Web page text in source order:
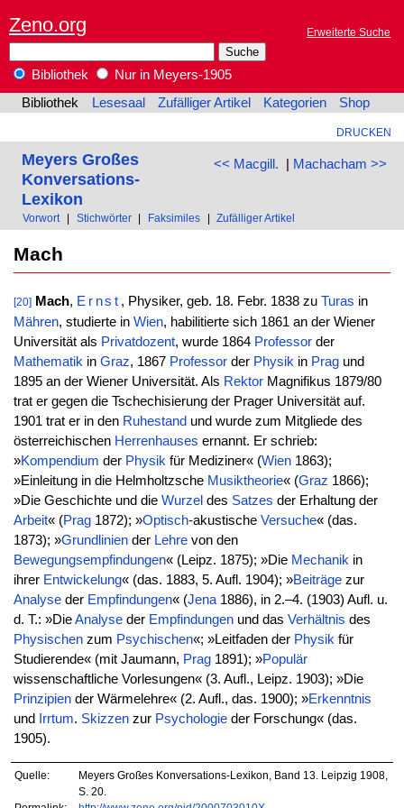
Zeno.org Erweiterte Suche
Bibliothek
Nur in Meyers-1905
Bibliothek
Lesesaal Zufälliger Artikel Kategorien Shop
DRUCKEN
<< Macgill. | Machacham >>
Meyers Großes
Konversations-
Lexikon
Vorwort Stichwörter Faksimiles Zufälliger Artikel
Mach
[20] Mach, Ernst , Physiker, geb. 18. Febr. 1838 zuTuras in
Mähren, studierte in Wien, habilitierte sich 1861 an der Wiener
Universität als Privatdozent, wurde 1864 Professorder
Mathematikin Graz, 1867 Professorder Physikin Pragund
1895 an der Wiener Universität. Als RektorMagnifikus 1879/80
trat er gegen die Tschechisierung der Prager Universität auf.
1901 trat er in den Ruhestand und wurde zum Mitgliede des
österreichischen Herrenhauses ernannt. Er schrieb:
»Kompendium der Physikfür Mediziner« (Wien1863);
»Einleitung in die Helmholtzsche Musiktheorie« (Graz 1866);
»Die Geschichte und die Wurzel des Satzes der Erhaltung der
Arbeit« (Prag1872); »Optisch-akustische Versuche« (das.
1873); »Grundliniender Lehrevon den
Bewegungsempfindungen« (Leipz. 1875); »Die Mechanikin
ihrer Entwickelung« (das. 1883, 5. Aufl. 1904); »Beiträgezur
Analyseder Empfindungen« (Jena1886), in 2.–4. (1903) Aufl. u.
d. T.: »DieAnalyseder Empfindungenund das Verhältnis des
Physischenzum Psychischen«; »Leitfaden der Physikfür
Studierende« (mit Jaumann, Prag1891); »Populär
wissenschaftliche Vorlesungen« (3. Aufl., Leipz. 1903); »Die
Prinzipiender Wärmelehre« (2. Aufl., das. 1900); »Erkenntnis
und
Irrtum. Skizzenzur Psychologieder Forschung« (das.
1905).
Quelle:
Meyers Großes Konversations-Lexikon, Band 13. Leipzig 1908,
S. 20.